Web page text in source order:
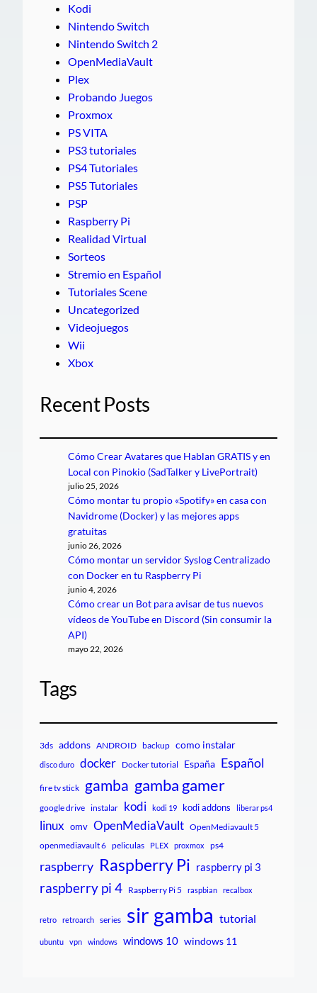
Kodi
Nintendo Switch
Nintendo Switch 2
OpenMediaVault
Plex
Probando Juegos
Proxmox
PS VITA
PS3 tutoriales
PS4 Tutoriales
PS5 Tutoriales
PSP
Raspberry Pi
Realidad Virtual
Sorteos
Stremio en Español
Tutoriales Scene
Uncategorized
Videojuegos
Wii
Xbox
Recent Posts
Cómo Crear Avatares que Hablan GRATIS y en
Local con Pinokio (SadTalker y LivePortrait)
julio 25, 2026
Cómo montar tu propio «Spotify» en casa con
Navidrome (Docker) y las mejores apps
gratuitas
junio 26, 2026
Cómo montar un servidor Syslog Centralizado
con Docker en tu Raspberry Pi
junio 4, 2026
Cómo crear un Bot para avisar de tus nuevos
vídeos de YouTube en Discord (Sin consumir la
API)
mayo 22, 2026
Tags
3ds addons ANDROID backup como instalar
disco duro docker Docker tutorial España Español
fire tv stick gamba gamba gamer
google drive instalar kodi kodi 19 kodi addons liberar ps4
linux omv OpenMediaVault OpenMediavault 5
openmediavault 6 peliculas PLEX proxmox ps4
raspberry Raspberry Pi raspberry pi 3
raspberry pi 4 Raspberry Pi 5 raspbian recalbox
retro retroarch series sir gamba tutorial
ubuntu vpn windows windows 10 windows 11